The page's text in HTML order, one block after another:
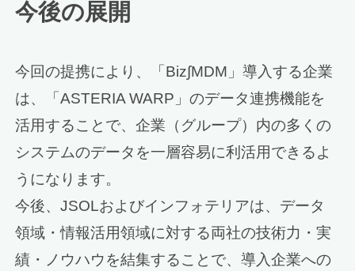
今後の展開
今回の提携により、「Biz∫MDM」導入する企業
は、「ASTERIA WARP」のデータ連携機能を
活用することで、企業（グループ）内の多くの
システムのデータを一層容易に利活用できるよ
うになります。
今後、JSOLおよびインフォテリアは、データ
領域・情報活用領域に対する両社の技術力・実
績・ノウハウを結集することで、導入企業への